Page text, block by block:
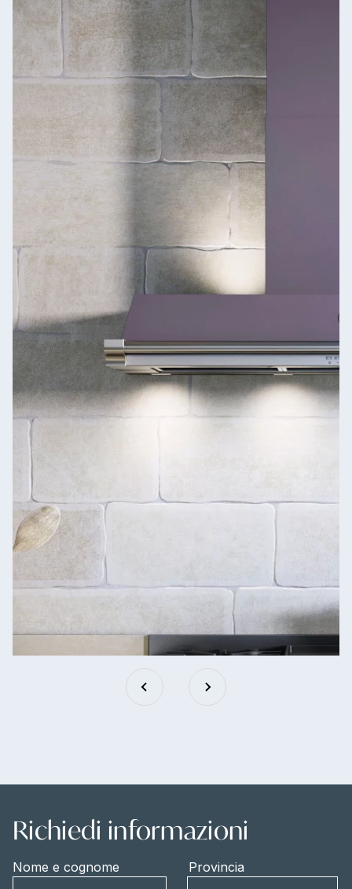
Richiedi informazioni
Nome e cognome
Provincia